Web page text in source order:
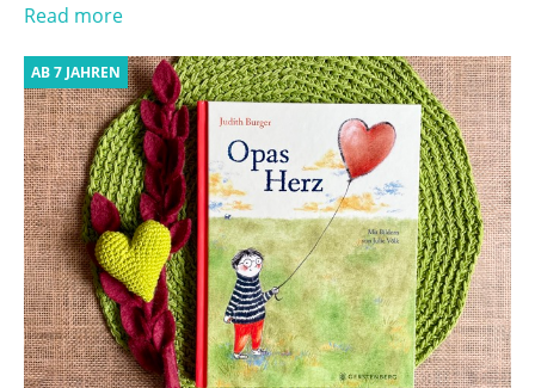
Read more
AB 7 JAHREN